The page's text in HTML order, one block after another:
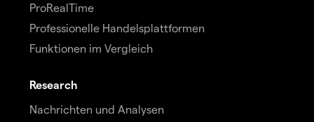
ProRealTime
Professionelle Handelsplattformen
Funktionen im Vergleich
Research
Nachrichten und Analysen